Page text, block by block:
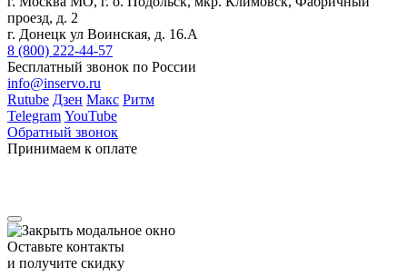
проезд, д. 2
г. Донецк ул Воинская, д. 16.А
8 (800) 222-44-57
Бесплатный звонок по России
info@inservo.ru
Rutube Дзен Макс Ритм
Telegram YouTube
Обратный звонок
Принимаем к оплате
Оставьте контакты
и получите скидку